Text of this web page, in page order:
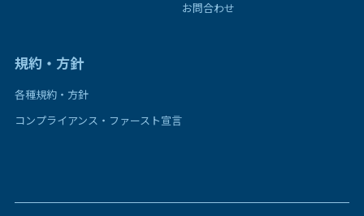
お問合わせ
規約・方針
各種規約・方針
コンプライアンス・ファースト宣言